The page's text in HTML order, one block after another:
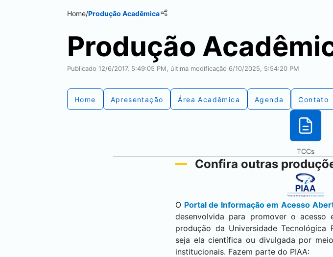
Home/Produção Acadêmica
Produção
Publicado 12/6/2017, 5:49:05 PM, última modificação 6/10/2025, 5:54:20 PM
Home Apresentação Área Acadêmica Agenda Contato
TCCs
Confira outras
O Portal de Informação em Acesso
desenvolvida para promover o acesso
produção da Universidade Tecnológica
seja ela científica ou divulgada por
institucionais. Fazem parte do PIAA: